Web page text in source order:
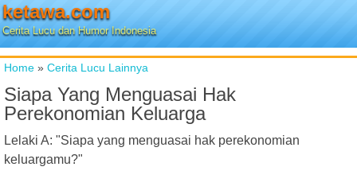
ketawa.com
Cerita Lucu dan Humor Indonesia
Home » Cerita Lucu Lainnya
Siapa Yang Menguasai Hak
Perekonomian Keluarga
Lelaki A: "Siapa yang menguasai hak perekonomian
keluargamu?"